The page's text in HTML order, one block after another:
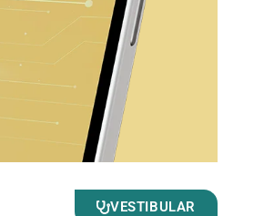
VESTIBULAR